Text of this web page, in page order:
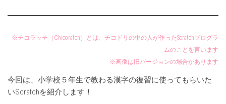
※チコラッチ（Chicoratch）とは、チコドリの中の人が作ったScratchプログラ
ムのことを言います
※画像は旧バージョンの場合があります
今回は、小学校５年生で教わる漢字の復習に使ってもらいた
いScratchを紹介します！